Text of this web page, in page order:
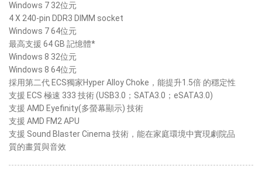
Windows 7 32位元
4 X 240-pin DDR3 DIMM socket
Windows 7 64位元
最高支援 64 GB 記憶體*
Windows 8 32位元
Windows 8 64位元
採用第二代 ECS獨家Hyper Alloy Choke，能提升1.5倍 的穩定性
支援 ECS 極速 333 技術 (USB3.0；SATA3.0；eSATA3.0)
支援 AMD Eyefinity(多螢幕顯示) 技術
支援 AMD FM2 APU
支援 Sound Blaster Cinema 技術，能在家庭環境中實現劇院品
質的畫質與音效